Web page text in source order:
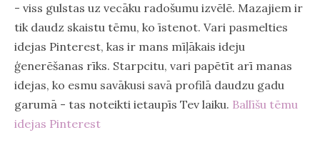
- viss gulstas uz vecāku radošumu izvēlē. Mazajiem ir
tik daudz skaistu tēmu, ko īstenot. Vari pasmelties
idejas Pinterest, kas ir mans mīļākais ideju
ģenerēšanas rīks. Starpcitu, vari papētīt arī manas
idejas, ko esmu savākusi savā profilā daudzu gadu
garumā - tas noteikti ietaupīs Tev laiku. Ballīšu tēmu
idejas Pinterest